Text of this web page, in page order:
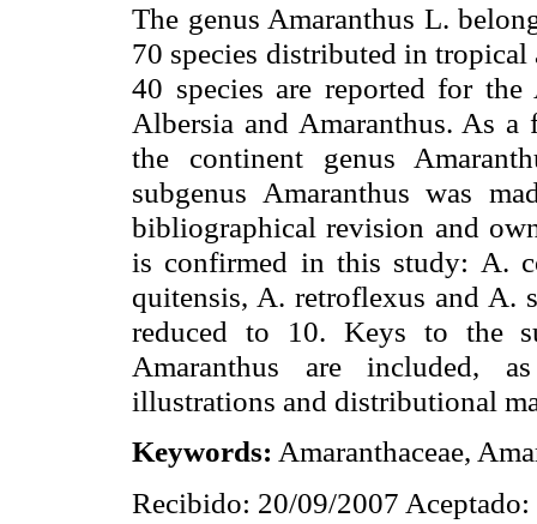
The genus Amaranthus L.
70 species distributed in
40 species are reported for
Albersia and Amaranthus. As
the continent genus
subgenus Amaranthus was
bibliographical revision and
is confirmed in this study: A.
quitensis, A. retroflexus and A.
reduced to 10. Keys to the
Amaranthus are included,
illustrations and distributional
Keywords: Amaranthaceae,
Recibido: 20/09/2007